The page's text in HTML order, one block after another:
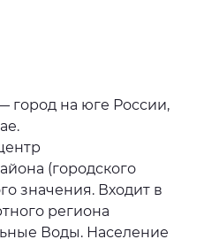
на юге России,
(городского
значения. Входит в
региона
Воды. Население